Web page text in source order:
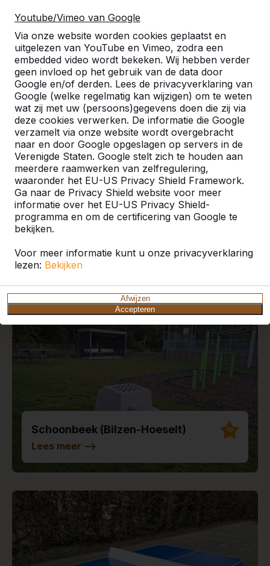
Youtube/Vimeo van Google
Via onze website worden cookies geplaatst en
uitgelezen van YouTube en Vimeo, zodra een
embedded video wordt bekeken. Wij hebben verder
geen invloed op het gebruik van de data door
Google en/of derden. Lees de privacyverklaring van
Google (welke regelmatig kan wijzigen) om te weten
wat zij met uw (persoons)gegevens doen die zij via
deze cookies verwerken. De informatie die Google
verzamelt via onze website wordt overgebracht
naar en door Google opgeslagen op servers in de
Verenigde Staten. Google stelt zich te houden aan
meerdere raamwerken van zelfregulering,
waaronder het EU-US Privacy Shield Framework.
Ga naar de Privacy Shield website voor meer
informatie over het EU-US Privacy Shield-
programma en om de certificering van Google te
bekijken.
Voor meer informatie kunt u onze privacyverklaring
lezen: Bekijken
Afwijzen
Accepteren
Pingpongtafels -->
Een speltafel voor oneindig
buitenspeelplezier:
weerbestendig, oerdegelijk en
daarom dus een duurzame
keuze.
Voetvolleybal is een
van tafeltennis en
op een schoolplein,
openbare ruimte.
Recente plaatsingen en
Schoonbeek (Bilzen-Hoeselt) 10
Lees meer -->